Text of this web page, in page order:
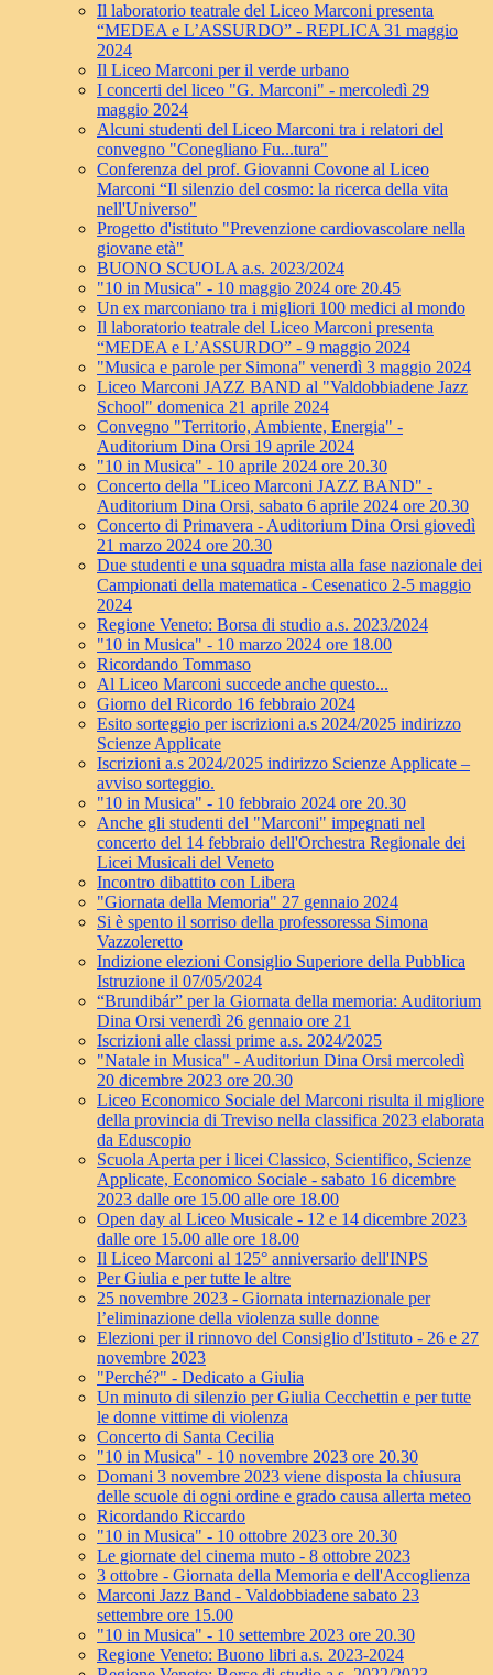
Il laboratorio teatrale del Liceo Marconi presenta
“MEDEA e L’ASSURDO” - REPLICA 31 maggio
2024
Il Liceo Marconi per il verde urbano
I concerti del liceo "G. Marconi" - mercoledì 29
maggio 2024
Alcuni studenti del Liceo Marconi tra i relatori del
convegno "Conegliano Fu...tura"
Conferenza del prof. Giovanni Covone al Liceo
Marconi “Il silenzio del cosmo: la ricerca della vita
nell'Universo"
Progetto d'istituto "Prevenzione cardiovascolare nella
giovane età"
BUONO SCUOLA a.s. 2023/2024
"10 in Musica" - 10 maggio 2024 ore 20.45
Un ex marconiano tra i migliori 100 medici al mondo
Il laboratorio teatrale del Liceo Marconi presenta
“MEDEA e L’ASSURDO” - 9 maggio 2024
"Musica e parole per Simona" venerdì 3 maggio 2024
Liceo Marconi JAZZ BAND al "Valdobbiadene Jazz
School" domenica 21 aprile 2024
Convegno "Territorio, Ambiente, Energia" -
Auditorium Dina Orsi 19 aprile 2024
"10 in Musica" - 10 aprile 2024 ore 20.30
Concerto della "Liceo Marconi JAZZ BAND" -
Auditorium Dina Orsi, sabato 6 aprile 2024 ore 20.30
Concerto di Primavera - Auditorium Dina Orsi giovedì
21 marzo 2024 ore 20.30
Due studenti e una squadra mista alla fase nazionale dei
Campionati della matematica - Cesenatico 2-5 maggio
2024
Regione Veneto: Borsa di studio a.s. 2023/2024
"10 in Musica" - 10 marzo 2024 ore 18.00
Ricordando Tommaso
Al Liceo Marconi succede anche questo...
Giorno del Ricordo 16 febbraio 2024
Esito sorteggio per iscrizioni a.s 2024/2025 indirizzo
Scienze Applicate
Iscrizioni a.s 2024/2025 indirizzo Scienze Applicate –
avviso sorteggio.
"10 in Musica" - 10 febbraio 2024 ore 20.30
Anche gli studenti del "Marconi" impegnati nel
concerto del 14 febbraio dell'Orchestra Regionale dei
Licei Musicali del Veneto
Incontro dibattito con Libera
"Giornata della Memoria" 27 gennaio 2024
Si è spento il sorriso della professoressa Simona
Vazzoleretto
Indizione elezioni Consiglio Superiore della Pubblica
Istruzione il 07/05/2024
“Brundibár” per la Giornata della memoria: Auditorium
Dina Orsi venerdì 26 gennaio ore 21
Iscrizioni alle classi prime a.s. 2024/2025
"Natale in Musica" - Auditoriun Dina Orsi mercoledì
20 dicembre 2023 ore 20.30
Liceo Economico Sociale del Marconi risulta il migliore
della provincia di Treviso nella classifica 2023 elaborata
da Eduscopio
Scuola Aperta per i licei Classico, Scientifico, Scienze
Applicate, Economico Sociale - sabato 16 dicembre
2023 dalle ore 15.00 alle ore 18.00
Open day al Liceo Musicale - 12 e 14 dicembre 2023
dalle ore 15.00 alle ore 18.00
Il Liceo Marconi al 125° anniversario dell'INPS
Per Giulia e per tutte le altre
25 novembre 2023 - Giornata internazionale per
l’eliminazione della violenza sulle donne
Elezioni per il rinnovo del Consiglio d'Istituto - 26 e 27
novembre 2023
"Perché?" - Dedicato a Giulia
Un minuto di silenzio per Giulia Cecchettin e per tutte
le donne vittime di violenza
Concerto di Santa Cecilia
"10 in Musica" - 10 novembre 2023 ore 20.30
Domani 3 novembre 2023 viene disposta la chiusura
delle scuole di ogni ordine e grado causa allerta meteo
Ricordando Riccardo
"10 in Musica" - 10 ottobre 2023 ore 20.30
Le giornate del cinema muto - 8 ottobre 2023
3 ottobre - Giornata della Memoria e dell'Accoglienza
Marconi Jazz Band - Valdobbiadene sabato 23
settembre ore 15.00
"10 in Musica" - 10 settembre 2023 ore 20.30
Regione Veneto: Buono libri a.s. 2023-2024